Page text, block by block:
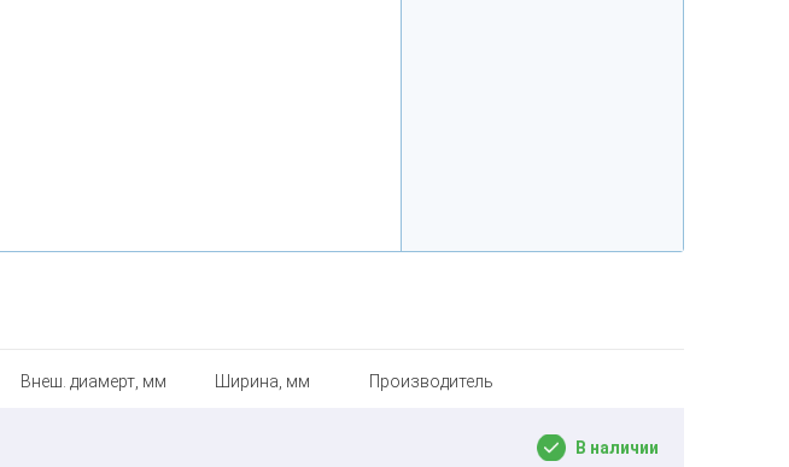
Внеш. диамерт, мм Ширина, мм Производитель
В наличии